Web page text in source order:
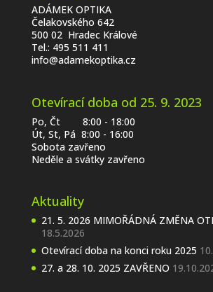
ADÁMEK OPTIKA
Čelakovského 642
500 02 Hradec Králové
Tel.: 495 511 411
info@adamekoptika.cz
Otevírací doba od 25. 9. 2023
Po, Čt 8:00 - 18:00
Út, St, Pá 8:00 - 16:00
Sobota zavřeno
Neděle a svátky zavřeno
Aktuality
21. 5. 2026 MIMOŘÁDNÁ ZMĚNA
18.5.2026
Otevírací doba na konci roku 2025
27. a 28. 10. 2025 ZAVŘENO